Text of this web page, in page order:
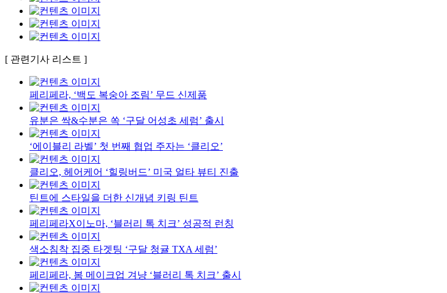
[ 관련기사 리스트 ]
페리페라, ‘백도 복숭아 조림’ 무드 신제품
유분은 싹&수분은 쏙 ‘구달 어성초 세럼’ 출시
‘에이블리 라벨’ 첫 번째 협업 주자는 ‘클리오’
클리오, 헤어케어 ‘힐링버드’ 미국 얼타 뷰티 진출
틴트에 스타일을 더한 신개념 키링 틴트
페리페라X이노마, ‘블러리 톡 치크’ 성공적 런칭
색소침착 집중 타겟팅 ‘구달 청귤 TXA 세럼’
페리페라, 봄 메이크업 겨냥 ‘블러리 톡 치크’ 출시